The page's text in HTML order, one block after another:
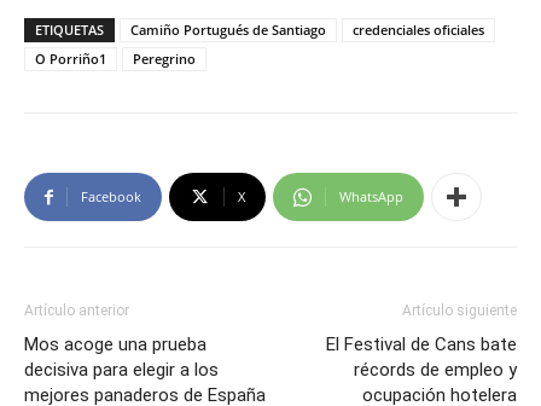
ETIQUETAS Camiño Portugués de Santiago
credenciales oficiales
O Porriño1
Peregrino
Facebook X WhatsApp
Artículo anterior
Mos acoge una prueba
decisiva para elegir a los
mejores panaderos de España
Artículo siguiente
El Festival de Cans bate
récords de empleo y
ocupación hotelera